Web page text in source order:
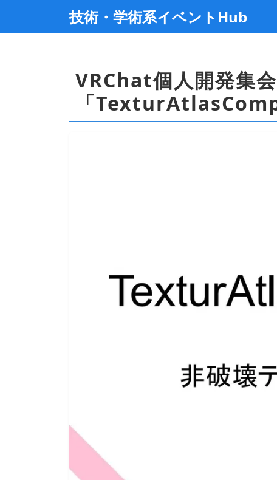
技術・学術系イベントHub
VRChat個人開発集
「